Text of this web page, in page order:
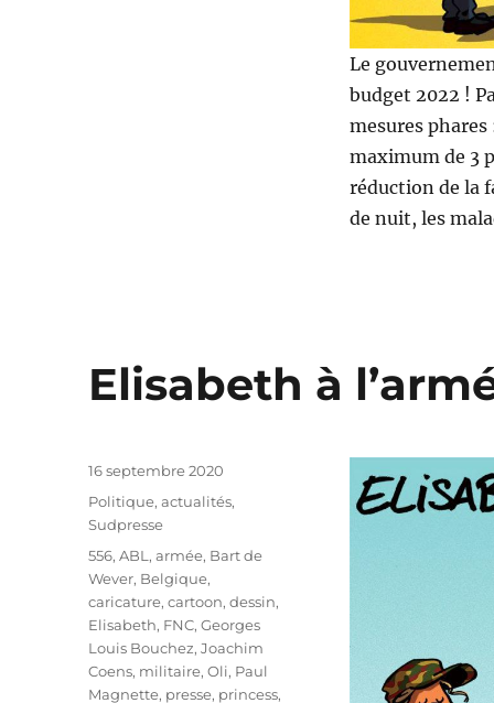
Le
budget 2022 !
mesures
maximum de 3
réduction de la
de nuit, les
Elisabeth à
Publié
16 septembre 2020
Catégories
Politique, actualités,
Sudpresse
Étiquettes
556,ABL ,armée, Bart de
Wever, Belgique,
caricature,cartoon,dessin,
Elisabeth, FNC,Georges
Louis Bouchez,Joachim
Coens, militaire,Oli, Paul
Magnette, presse, princess,